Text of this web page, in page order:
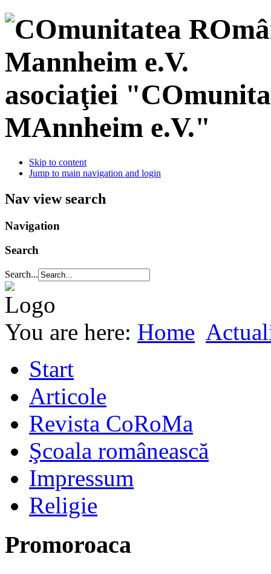
asociaţiei
MAnnheim e.V."
Skip to content
Jump to main navigation and login
Nav view search
Navigation
Search
Search...
You are here: Home
Start
Articole
Revista CoRoMa
Şcoala românească
Impressum
Religie
Promoroaca